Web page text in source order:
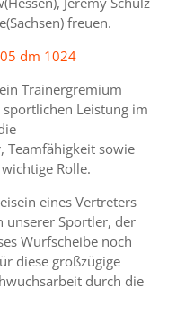
freuen.
Trainergremium
Leistung im
Teamfähigkeit sowie
Rolle.
eines Vertreters
unserer Sportler, der
Wurfscheibe noch
diese großzügige
durch die